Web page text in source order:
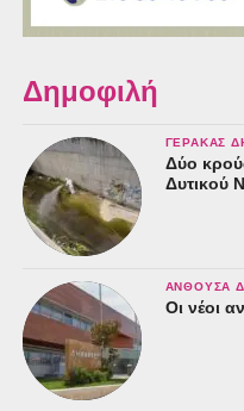
Δημοφιλή
ΓΈΡΑΚΑΣ
Δύο
Δυτικού
ΑΝΘΟΎΣΑ
Οι νέοι